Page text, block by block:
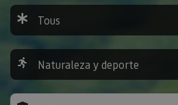
Tous
Naturaleza y deporte